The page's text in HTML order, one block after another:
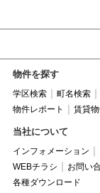
物件を探す
学区検索 町名検索
物件レポート
賃貸
当社について
インフォメーション
WEBチラシ
お問い
各種ダウンロード